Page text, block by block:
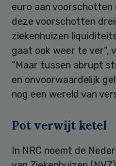
euro aan
deze voorschotten
ziekenhuizen
gaat ook weer te ver”,
“Maar tussen abrupt
en onvoorwaardelijk
nog een wereld van
Pot verwijt ketel
In NRC noemt de